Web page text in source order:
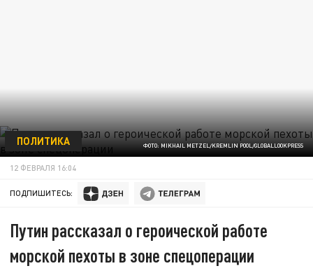
ФОТО: MIKHAIL METZEL/KREMLIN POOL/GLOBALLOOKPRESS
ПОЛИТИКА
12 ФЕВРАЛЯ 16:04
ПОДПИШИТЕСЬ:
Путин рассказал о героической работе
морской пехоты в зоне спецоперации